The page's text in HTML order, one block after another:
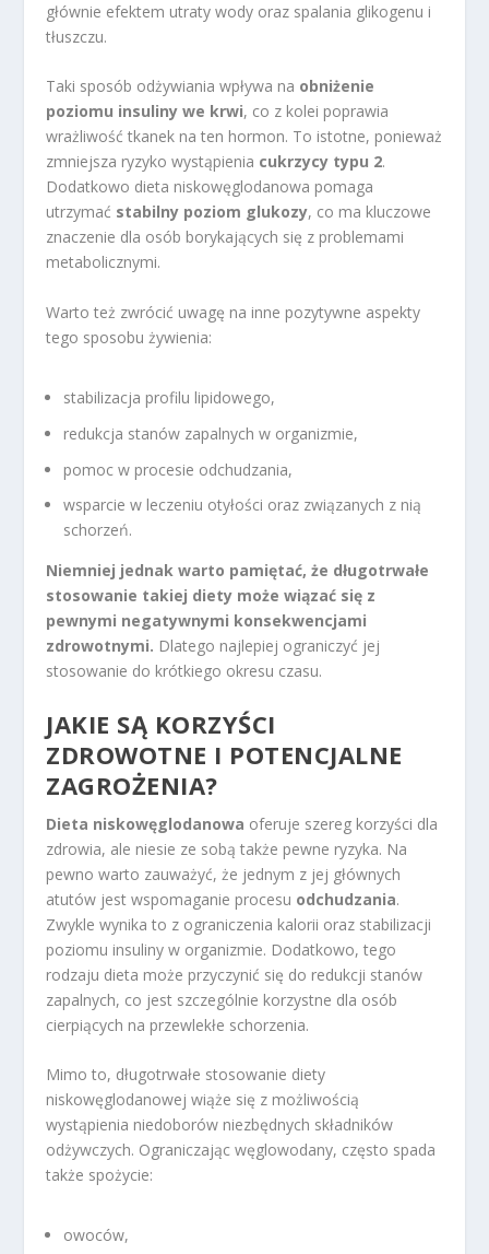
głównie efektem utraty wody oraz spalania glikogenu i
tłuszczu.
Taki sposób odżywiania wpływa na obniżenie
poziomu insuliny we krwi, co z kolei poprawia
wrażliwość tkanek na ten hormon. To istotne, ponieważ
zmniejsza ryzyko wystąpienia cukrzycy typu 2.
Dodatkowo dieta niskowęglodanowa pomaga
utrzymać stabilny poziom glukozy, co ma kluczowe
znaczenie dla osób borykających się z problemami
metabolicznymi.
Warto też zwrócić uwagę na inne pozytywne aspekty
tego sposobu żywienia:
stabilizacja profilu lipidowego,
redukcja stanów zapalnych w organizmie,
pomoc w procesie odchudzania,
wsparcie w leczeniu otyłości oraz związanych z nią
schorzeń.
Niemniej jednak warto pamiętać, że długotrwałe
stosowanie takiej diety może wiązać się z
pewnymi negatywnymi konsekwencjami
zdrowotnymi. Dlatego najlepiej ograniczyć jej
stosowanie do krótkiego okresu czasu.
JAKIE SĄ KORZYŚCI
ZDROWOTNE I POTENCJALNE
ZAGROŻENIA?
Dieta niskowęglodanowa oferuje szereg korzyści dla
zdrowia, ale niesie ze sobą także pewne ryzyka. Na
pewno warto zauważyć, że jednym z jej głównych
atutów jest wspomaganie procesu odchudzania.
Zwykle wynika to z ograniczenia kalorii oraz stabilizacji
poziomu insuliny w organizmie. Dodatkowo, tego
rodzaju dieta może przyczynić się do redukcji stanów
zapalnych, co jest szczególnie korzystne dla osób
cierpiących na przewlekłe schorzenia.
Mimo to, długotrwałe stosowanie diety
niskowęglodanowej wiąże się z możliwością
wystąpienia niedoborów niezbędnych składników
odżywczych. Ograniczając węglowodany, często spada
także spożycie:
owoców,